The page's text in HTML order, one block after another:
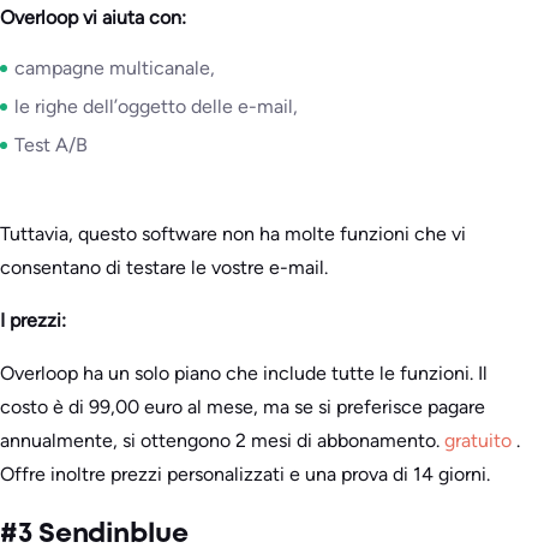
Overloop vi aiuta con:
campagne multicanale,
le righe dell’oggetto delle e-mail,
Test A/B
Tuttavia, questo software non ha molte funzioni che vi
consentano di testare le vostre e-mail.
I prezzi:
Overloop ha un solo piano che include tutte le funzioni. Il
costo è di 99,00 euro al mese, ma se si preferisce pagare
annualmente, si ottengono 2 mesi di abbonamento. gratuito .
Offre inoltre prezzi personalizzati e una prova di 14 giorni.
#3 Sendinblue